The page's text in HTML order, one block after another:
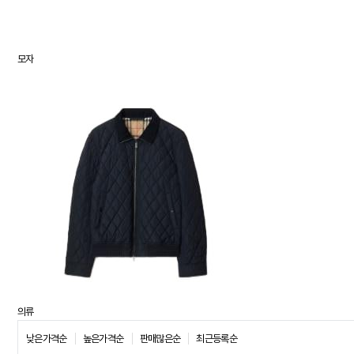
모자
의류
낮은가격순 높은가격순 판매많은순 최근등록순